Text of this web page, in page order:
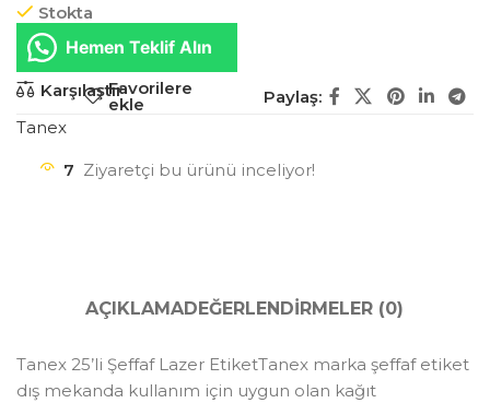
Stokta
Hemen Teklif Alın
KarşılaştırFavorilere
ekle
Paylaş:
Tanex
7 Ziyaretçi bu ürünü inceliyor!
AÇIKLAMADEĞERLENDIRMELER (0)
Tanex 25’li Şeffaf Lazer EtiketTanex marka şeffaf etiket
dış mekanda kullanım için uygun olan kağıt